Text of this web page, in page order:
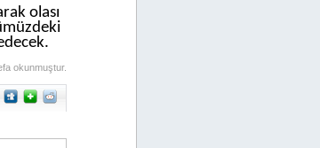
olası
okunmuştur.